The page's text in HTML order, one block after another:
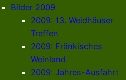
Bilder 2009
2009: 13. Weidhäuser
Treffen
2009: Fränkisches
Weinland
2009: Jahres-Ausfahrt